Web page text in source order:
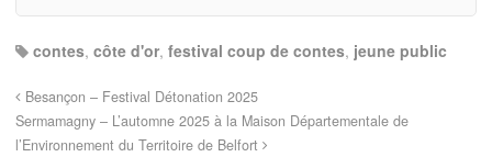
contes, côte d'or, festival coup de contes, jeune public
Besançon – Festival Détonation 2025
Sermamagny – L’automne 2025 à la Maison Départementale de
l’Environnement du Territoire de Belfort